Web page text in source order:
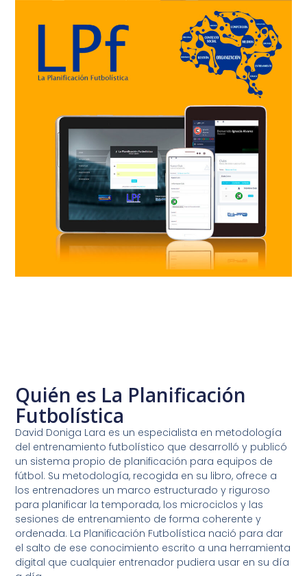
Quién es La Planificación
Futbolística
David Doniga Lara es un especialista en metodología
del entrenamiento futbolístico que desarrolló y publicó
un sistema propio de planificación para equipos de
fútbol. Su metodología, recogida en su libro, ofrece a
los entrenadores un marco estructurado y riguroso
para planificar la temporada, los microciclos y las
sesiones de entrenamiento de forma coherente y
ordenada. La Planificación Futbolística nació para dar
el salto de ese conocimiento escrito a una herramienta
digital que cualquier entrenador pudiera usar en su día